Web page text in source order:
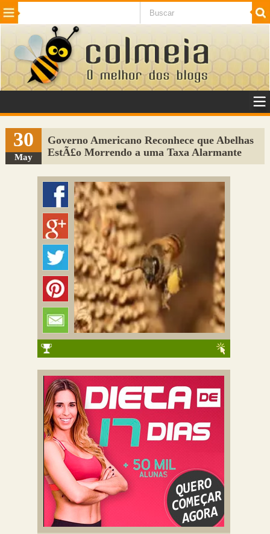
Beleza Cinema e TV
Internet Jogos NotÃ­cias SaÃºde
VeÃ­culos Adulto
Sugerir Link
Adicionar Blog
Colmeia Exchange
Perguntas Frequentes
30
May
Governo Americano Reconhece que Abelhas
EstÃ£o Morrendo a uma Taxa Alarmante